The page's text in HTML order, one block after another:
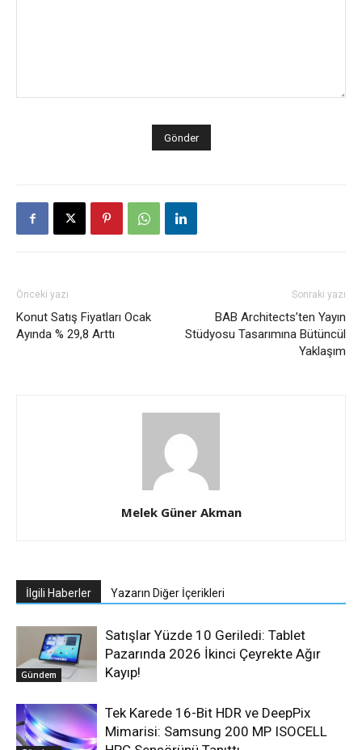
Önceki yazı
Konut Satış Fiyatları Ocak
Ayında % 29,8 Arttı
Sonraki yazı
BAB Architects’ten Yayın
Stüdyosu Tasarımına Bütüncül
Yaklaşım
Melek Güner Akman
İlgili Haberler Yazarın Diğer İçerikleri
Gündem
Satışlar Yüzde 10 Geriledi: Tablet
Pazarında 2026 İkinci Çeyrekte Ağır
Kayıp!
Tek Karede 16-Bit HDR ve DeepPix
Mimarisi: Samsung 200 MP ISOCELL